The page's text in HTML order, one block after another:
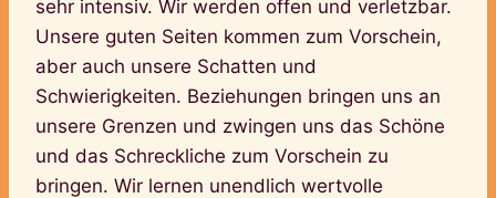
sehr intensiv. Wir werden offen und verletzbar.
Unsere guten Seiten kommen zum Vorschein,
aber auch unsere Schatten und
Schwierigkeiten. Beziehungen bringen uns an
unsere Grenzen und zwingen uns das Schöne
und das Schreckliche zum Vorschein zu
bringen. Wir lernen unendlich wertvolle